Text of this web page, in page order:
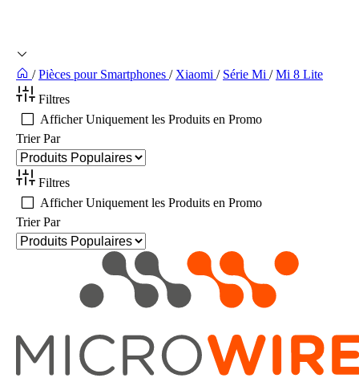
/ Pièces pour Smartphones / Xiaomi / Série Mi / Mi 8 Lite
Filtres
Afficher Uniquement les Produits en Promo
Trier Par
Filtres
Afficher Uniquement les Produits en Promo
Trier Par